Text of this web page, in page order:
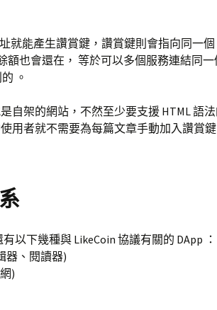
就能產生讚賞鍵，讚賞鍵則會指向同一個
額也會還在， 等於可以多個服務連結同一
。
自架的網站，不然至少要支援 HTML 語
用者就不需要為每篇文章手動加入讚賞鍵
以下幾種與 LikeCoin 協議有關的 DApp ：
器、閱讀器)
)